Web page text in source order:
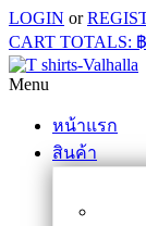
LOGIN or
CART TOTALS: ฿
Menu
หน้าแรก
สินค้า